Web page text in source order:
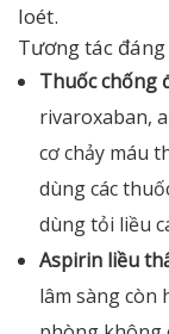
loét.
Tương tác đáng
Thuốc chống
rivaroxaban,
cơ chảy máu
dùng các
dùng tỏi liều
Aspirin liều
lâm sàng còn